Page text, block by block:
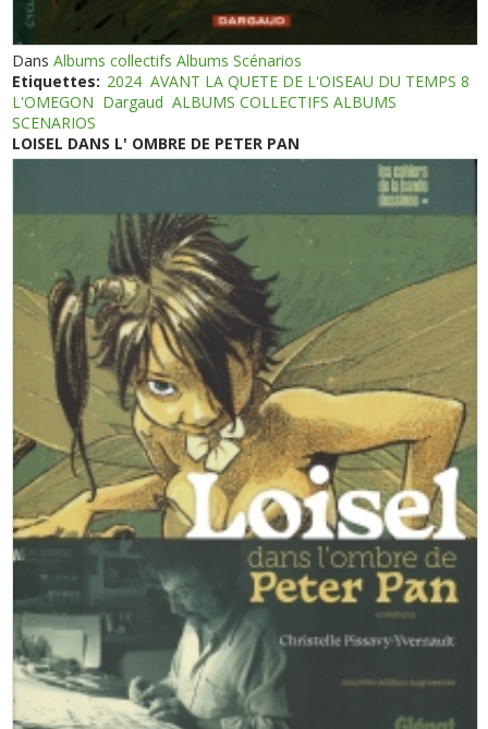
DansAlbums collectifs Albums Scénarios
Etiquettes: 2024 AVANT LA QUETE DE L'OISEAU DU TEMPS 8
L'OMEGON Dargaud ALBUMS COLLECTIFS ALBUMS
SCENARIOS
LOISEL DANS L' OMBRE DE PETER PAN